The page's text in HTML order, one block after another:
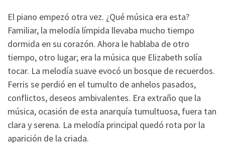
El piano empezó otra vez. ¿Qué música era esta?
Familiar, la melodía límpida llevaba mucho tiempo
dormida en su corazón. Ahora le hablaba de otro
tiempo, otro lugar; era la música que Elizabeth solía
tocar. La melodía suave evocó un bosque de recuerdos.
Ferris se perdió en el tumulto de anhelos pasados,
conflictos, deseos ambivalentes. Era extraño que la
música, ocasión de esta anarquía tumultuosa, fuera tan
clara y serena. La melodía principal quedó rota por la
aparición de la criada.